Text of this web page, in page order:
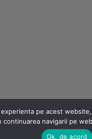
pe acest
continuarea navigarii pe
Ok, de acord